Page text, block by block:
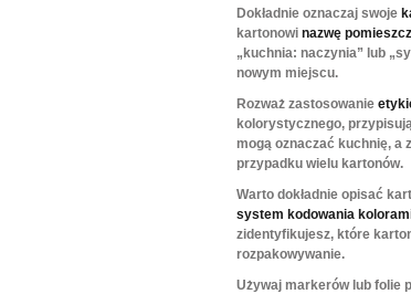
Dokładnie oznaczaj swoje
kartonowi nazwę
„kuchnia: naczynia” lub
nowym miejscu.
Rozważ zastosowanie
kolorystycznego,
mogą oznaczać kuchnię, a
przypadku wielu kartonów.
Warto dokładnie opisać
system kodowania
zidentyfikujesz, które
rozpakowywanie.
Używaj markerów lub folie